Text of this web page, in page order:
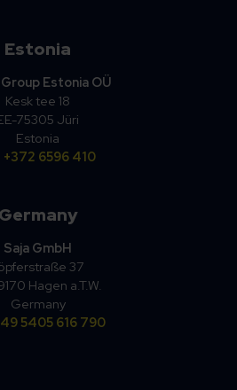
Estonia
Estonia OÜ
Kesk tee 18
75305 Jüri
Estonia
+372 6596 410
Germany
Saja GmbH
37
Hagen a.T.W.
Germany
5405 616 790